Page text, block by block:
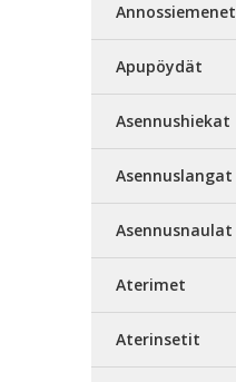
Annossiemenet
Apupöydät
Asennushiekat
Asennuslangat
Asennusnaulat
Aterimet
Aterinsetit